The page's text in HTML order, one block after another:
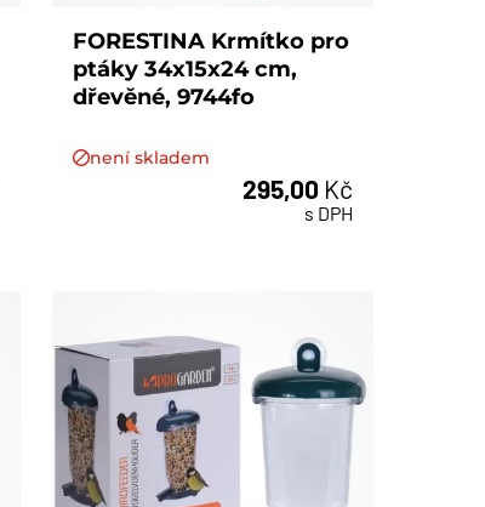
FORESTINA Krmítko pro
ptáky 34x15x24 cm,
dřevěné, 9744fo
není skladem
295,00 Kč
s DPH